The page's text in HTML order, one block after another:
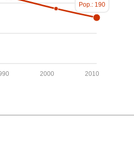
2010
2000
Pop.: 190